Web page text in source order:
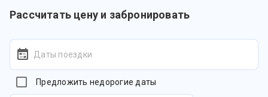
Рассчитать цену и забронировать
Даты поездки
Предложить недорогие даты